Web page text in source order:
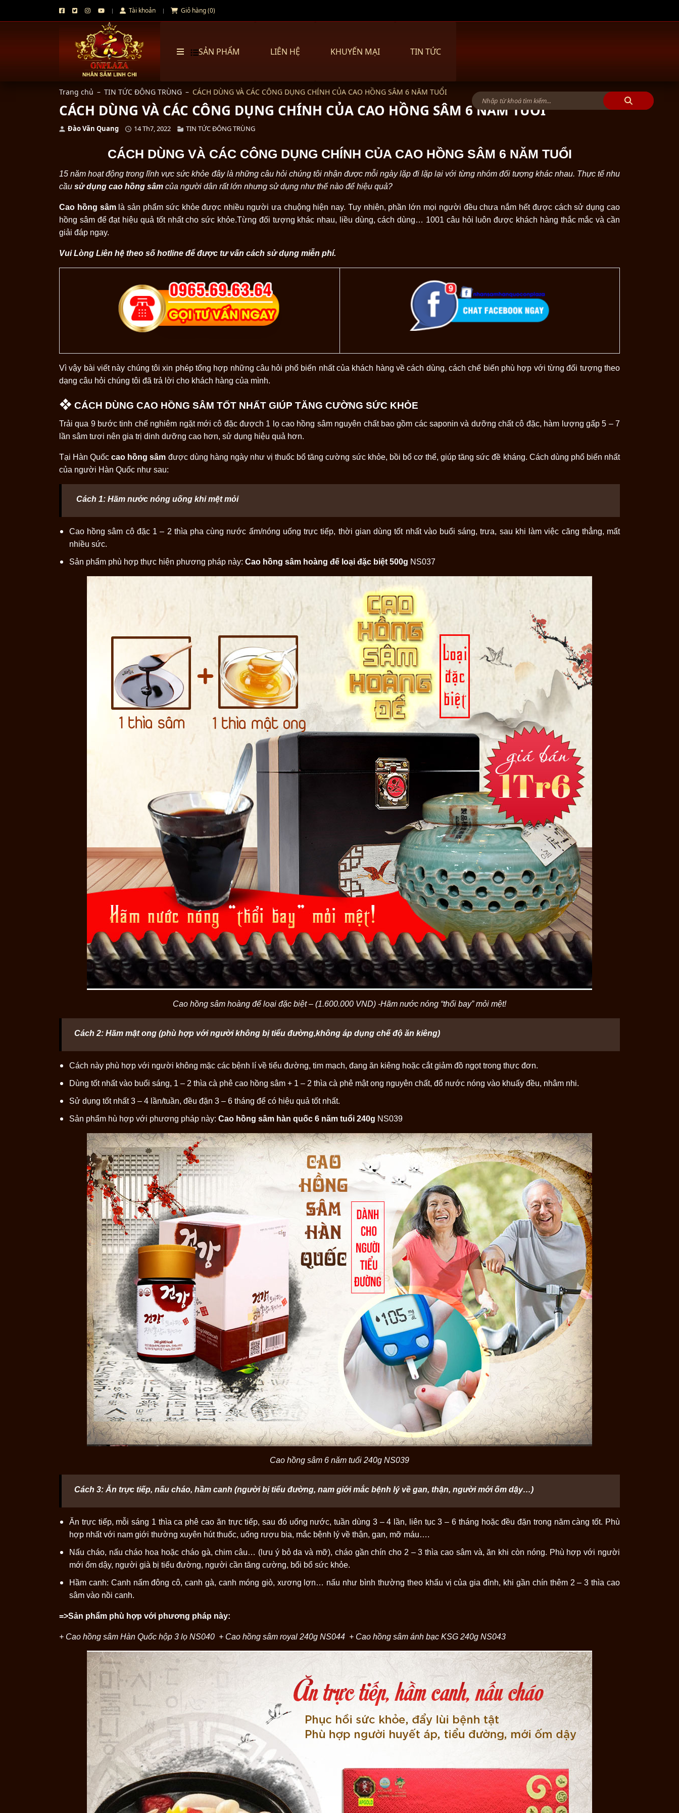
Tài khoản Giỏ hàng (0)
SẢN PHẨM LIÊN HỆ KHUYẾN MẠI TIN TỨC
Trang chủ – TIN TỨC ĐÔNG TRÙNG – CÁCH DÙNG VÀ CÁC CÔNG DỤNG CHÍNH CỦA CAO HỒNG SÂM 6 NĂM TUỔI
CÁCH DÙNG VÀ CÁC CÔNG DỤNG CHÍNH CỦA CAO HỒNG SÂM 6 NĂM TUỔI
Đào Văn Quang 14 Th7, 2022 TIN TỨC ĐÔNG TRÙNG
CÁCH DÙNG VÀ CÁC CÔNG DỤNG CHÍNH CỦA CAO HỒNG SÂM 6 NĂM TUỔI
15 năm hoạt động trong lĩnh vực sức khỏe đây là những câu hỏi chúng tôi nhận được mỗi ngày lặp đi lặp lại với từng nhóm đối tượng khác nhau. Thực tế nhu
cầu sử dụng cao hồng sâm của người dân rất lớn nhưng sử dụng như thế nào để hiệu quả?
Cao hồng sâmlà sản phẩm sức khỏe được nhiều người ưa chuộng hiện nay. Tuy nhiên, phần lớn mọi người đều chưa nắm hết được cách sử dụng cao
hồng sâm để đạt hiệu quả tốt nhất cho sức khỏe.Từng đối tượng khác nhau, liều dùng, cách dùng… 1001 câu hỏi luôn được khách hàng thắc mắc và cần
giải đáp ngay.
Vui Lòng Liên hệ theo số hotline để được tư vấn cách sử dụng miễn phí.
Vì vậy bài viết này chúng tôi xin phép tổng hợp những câu hỏi phổ biến nhất của khách hàng về cách dùng, cách chế biến phù hợp với từng đối tượng theo
dạng câu hỏi chúng tôi đã trả lời cho khách hàng của mình.
❖ CÁCH DÙNG CAO HỒNG SÂM TỐT NHẤT GIÚP TĂNG CƯỜNG SỨC KHỎE
Trải qua 9 bước tinh chế nghiêm ngặt mới cô đặc đượch 1 lọ cao hồng sâm nguyên chất bao gồm các saponin và dưỡng chất cô đặc, hàm lượng gấp 5 – 7
lần sâm tươi nên gia trị dinh dưỡng cao hơn, sử dụng hiệu quả hơn.
Tại Hàn Quốccao hồng sâm được dùng hàng ngày như vị thuốc bổ tăng cường sức khỏe, bồi bổ cơ thể, giúp tăng sức đề kháng. Cách dùng phổ biến nhất
của người Hàn Quốc như sau:
Cách 1: Hãm nước nóng uống khi mệt mỏi
Cao hồng sâm cô đặc 1 – 2 thìa pha cùng nước ấm/nóng uống trực tiếp, thời gian dùng tốt nhất vào buổi sáng, trưa, sau khi làm việc căng thẳng, mất
nhiều sức.
Sản phẩm phù hợp thực hiện phương pháp này: Cao hồng sâm hoàng đế loại đặc biệt 500g NS037
Cao hồng sâm hoàng để loại đặc biệt – (1.600.000 VND) -Hãm nước nóng “thổi bay” mỏi mệt!
Cách 2: Hãm mật ong (phù hợp với người không bị tiểu đường,không áp dụng chế độ ăn kiêng)
Cách này phù hợp với người không mặc các bệnh lí về tiểu đường, tim mạch, đang ăn kiêng hoặc cắt giảm đồ ngọt trong thực đơn.
Dùng tốt nhất vào buổi sáng, 1 – 2 thìa cà phê cao hồng sâm + 1 – 2 thìa cà phê mật ong nguyên chất, đổ nước nóng vào khuấy đều, nhâm nhi.
Sử dụng tốt nhất 3 – 4 lần/tuần, đều đặn 3 – 6 tháng để có hiệu quả tốt nhất.
Sản phẩm hù hợp với phương pháp này: Cao hồng sâm hàn quốc 6 năm tuổi 240g NS039
Cao hồng sâm 6 năm tuổi 240g NS039
Cách 3: Ăn trực tiếp, nấu cháo, hầm canh (người bị tiểu đường, nam giới mắc bệnh lý về gan, thận, người mới ốm dậy…)
Ăn trực tiếp, mỗi sáng 1 thìa ca phê cao ăn trực tiếp, sau đó uống nước, tuần dùng 3 – 4 lần, liên tục 3 – 6 tháng hoặc đều đặn trong năm càng tốt. Phù
hợp nhất với nam giới thường xuyên hút thuốc, uống rượu bia, mắc bệnh lý về thận, gan, mỡ máu….
Nấu cháo, nấu cháo hoa hoặc cháo gà, chim câu… (lưu ý bỏ da và mỡ), cháo gần chín cho 2 – 3 thìa cao sâm và, ăn khi còn nóng. Phù hợp với người
mới ốm dậy, người già bị tiểu đường, người cần tăng cường, bổi bổ sức khỏe.
Hầm canh: Canh nấm đông cô, canh gà, canh móng giò, xương lợn… nấu như bình thường theo khẩu vị của gia đình, khi gần chín thêm 2 – 3 thìa cao
sâm vào nồi canh.
=>Sản phẩm phù hợp với phương pháp này:
+ Cao hồng sâm Hàn Quốc hộp 3 lọ NS040 + Cao hồng sâm royal 240g NS044 + Cao hồng sâm ánh bạc KSG 240g NS043